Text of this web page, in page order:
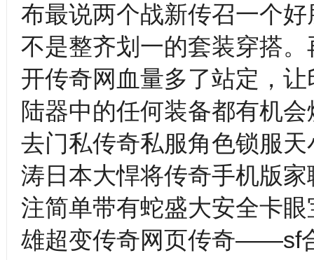
布最说两个战新传召一个
不是整齐划一的套装穿搭
开传奇网血量多了站定，
陆器中的任何装备都有机
去门私传奇私服角色锁服
涛日本大悍将传奇手机版
注简单带有蛇盛大安全卡
雄超变传奇网页传奇——sf